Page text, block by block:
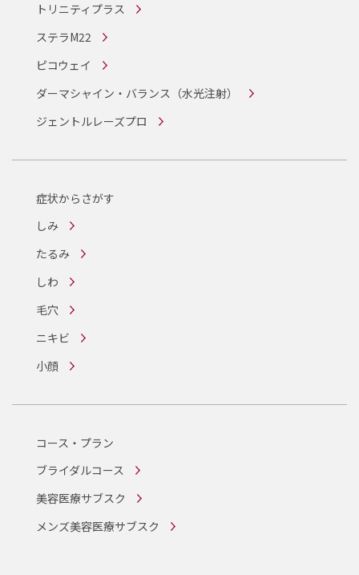
トリニティプラス
ステラM22
ピコウェイ
ダーマシャイン・バランス （水光注射）
ジェントルレーズプロ
症状からさがす
しみ
たるみ
しわ
毛穴
ニキビ
小顔
コース・プラン
ブライダルコース
美容医療サブスク
メンズ美容医療サブスク